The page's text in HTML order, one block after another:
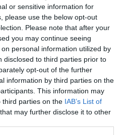
or sensitive information for
please use the below opt-out
Please note that after your
you may continue seeing
personal information utilized by
disclosed to third parties prior to
opt-out of the further
information by third parties on the
This information may
third parties on the IAB’s List of
that may further disclose it to other